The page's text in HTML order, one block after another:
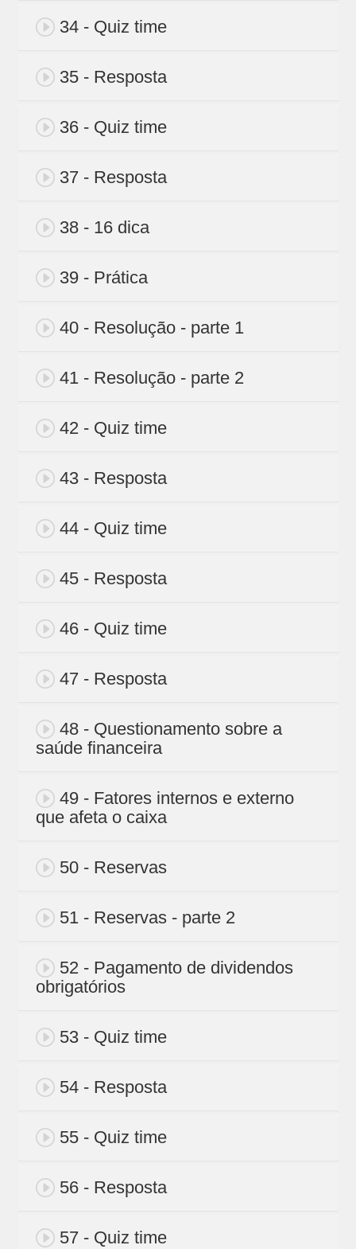
34 - Quiz time
35 - Resposta
36 - Quiz time
37 - Resposta
38 - 16 dica
39 - Prática
40 - Resolução - parte 1
41 - Resolução - parte 2
42 - Quiz time
43 - Resposta
44 - Quiz time
45 - Resposta
46 - Quiz time
47 - Resposta
48 - Questionamento sobre a
saúde financeira
49 - Fatores internos e externo
que afeta o caixa
50 - Reservas
51 - Reservas - parte 2
52 - Pagamento de dividendos
obrigatórios
53 - Quiz time
54 - Resposta
55 - Quiz time
56 - Resposta
57 - Quiz time